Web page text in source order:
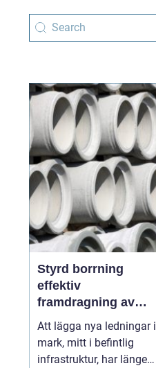
Styrd borrning
effektiv
framdragning av
ledningar utan
schakt
Att lägga nya ledningar i
mark, mitt i befintlig
infrastruktur, har länge